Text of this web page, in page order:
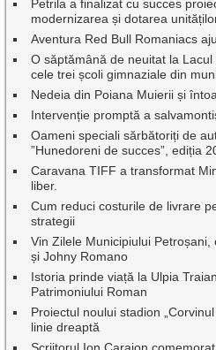
Petrila a finalizat cu succes
modernizarea și dotarea
Aventura Red Bull Romaniacs
O săptămână de neuitat la
cele trei școli gimnaziale din
Nedeia din Poiana Muierii și
Intervenție promptă a
Oameni speciali sărbătoriți de
”Hunedoreni de succes”, ediția
Caravana TIFF a transformat
liber.
Cum reduci costurile de livrare
strategii
Vin Zilele Municipiului
și Johny Romano
Istoria prinde viață la Ulpia
Patrimoniului Roman
Proiectul noului stadion
linie dreaptă